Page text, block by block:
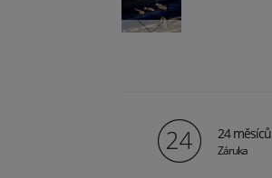
24 měsíců
Záruka